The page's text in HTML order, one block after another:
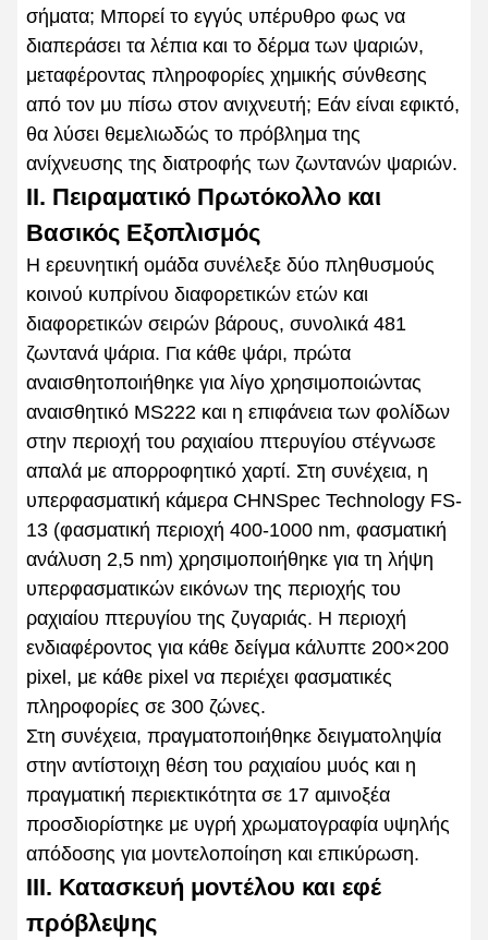
σήματα; Μπορεί το εγγύς υπέρυθρο φως να
διαπεράσει τα λέπια και το δέρμα των ψαριών,
μεταφέροντας πληροφορίες χημικής σύνθεσης
από τον μυ πίσω στον ανιχνευτή; Εάν είναι εφικτό,
θα λύσει θεμελιωδώς το πρόβλημα της
ανίχνευσης της διατροφής των ζωντανών ψαριών.
II. Πειραματικό Πρωτόκολλο και
Βασικός Εξοπλισμός
Η ερευνητική ομάδα συνέλεξε δύο πληθυσμούς
κοινού κυπρίνου διαφορετικών ετών και
διαφορετικών σειρών βάρους, συνολικά 481
ζωντανά ψάρια. Για κάθε ψάρι, πρώτα
αναισθητοποιήθηκε για λίγο χρησιμοποιώντας
αναισθητικό MS222 και η επιφάνεια των φολίδων
στην περιοχή του ραχιαίου πτερυγίου στέγνωσε
απαλά με απορροφητικό χαρτί. Στη συνέχεια, η
υπερφασματική κάμερα CHNSpec Technology FS-
13 (φασματική περιοχή 400-1000 nm, φασματική
ανάλυση 2,5 nm) χρησιμοποιήθηκε για τη λήψη
υπερφασματικών εικόνων της περιοχής του
ραχιαίου πτερυγίου της ζυγαριάς. Η περιοχή
ενδιαφέροντος για κάθε δείγμα κάλυπτε 200×200
pixel, με κάθε pixel να περιέχει φασματικές
πληροφορίες σε 300 ζώνες.
Στη συνέχεια, πραγματοποιήθηκε δειγματοληψία
στην αντίστοιχη θέση του ραχιαίου μυός και η
πραγματική περιεκτικότητα σε 17 αμινοξέα
προσδιορίστηκε με υγρή χρωματογραφία υψηλής
απόδοσης για μοντελοποίηση και επικύρωση.
III. Κατασκευή μοντέλου και εφέ
πρόβλεψης